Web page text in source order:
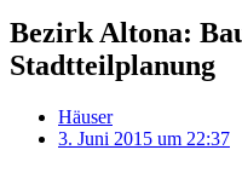
Bezirk Altona:
Stadtteilplanung
Häuser
3. Juni 2015 um 22:37